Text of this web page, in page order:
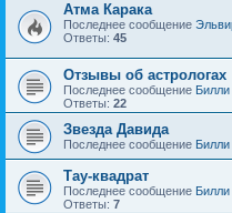
Атма Карака
Последнее сообщение
Ответы: 45
Отзывы об астрологах
Последнее сообщение
Ответы: 22
Звезда Давида
Последнее сообщение
Тау-квадрат
Последнее сообщение
Ответы: 7